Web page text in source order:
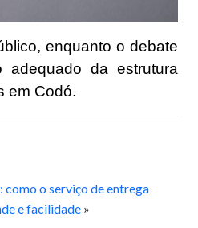
enquanto o debate
adequado da estrutura
em Codó.
o serviço de entrega
e facilidade »